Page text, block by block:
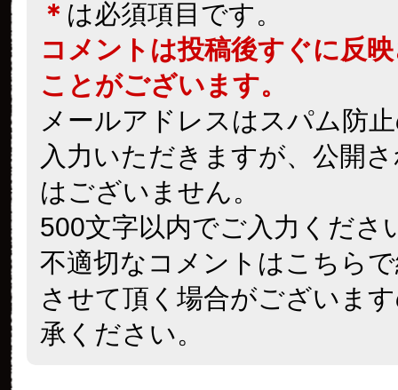
＊ は必須項目です。
コメントは投稿後すぐに反
ことがございます。
メールアドレスはスパム防
入力いただきますが、公開
はございません。
500文字以内でご入力くださ
不適切なコメントはこちら
させて頂く場合がございま
承ください。